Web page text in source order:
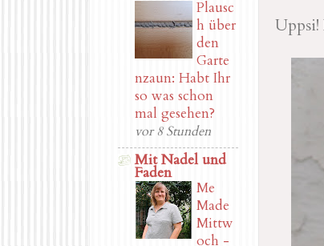
Uppsi!
Plausc
h über
den
Garte
nzaun: Habt Ihr
so was schon
mal gesehen?
vor 8 Stunden
Mit Nadel und
Faden
Me
Made
Mittw
och -